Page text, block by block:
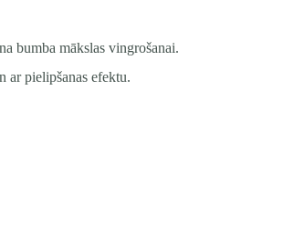
bumba mākslas vingrošanai.
ar pielipšanas efektu.